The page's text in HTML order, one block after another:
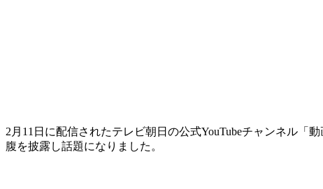
2月11日に配信されたテレビ朝日の公式YouTubeチャンネル
腹を披露し話題になりました。